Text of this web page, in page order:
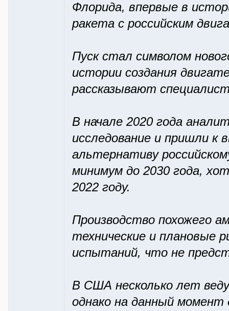
Флорида, впервые в
ракета с российским
Пуск стал символом
истории создания
рассказывают
В начале 2020 года
исследование и пришли
альтернативу
минимум до 2030 года,
2022 году.
Производство похожего
технические и плановые
испытаний, что не
В США несколько лет
однако на данный